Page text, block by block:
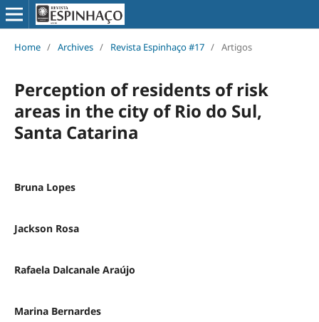
Home / Archives / Revista Espinhaço #17 / Artigos
Perception of residents of risk
areas in the city of Rio do Sul,
Santa Catarina
Bruna Lopes
Jackson Rosa
Rafaela Dalcanale Araújo
Marina Bernardes